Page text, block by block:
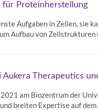
für Proteinherstellung
Aufgaben in Zellen, sie
Aufbau von
Aukera Therapeutics
am Biozentrum der
breiten Expertise auf